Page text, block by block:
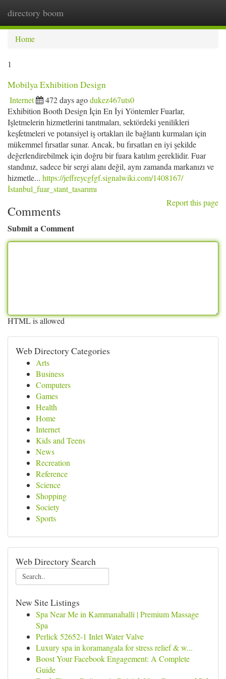
directory boom
Home
1
Mobilya Exhibition Design
Internet 472 days agodukez467uts0
Exhibition Booth Design İçin En İyi Yöntemler Fuarlar,
Işletmelerin hizmetlerini tanıtmaları, sektördeki yenilikleri
keşfetmeleri ve potansiyel iş ortakları ile bağlantı kurmaları için
mükemmel fırsatlar sunar. Ancak, bu fırsatları en iyi şekilde
değerlendirebilmek için doğru bir fuara katılım gereklidir. Fuar
standınız, sadece bir sergi alanı değil, aynı zamanda markanızı ve
hizmetle... https://jeffreycgfgf.signalwiki.com/1408167/
İstanbul_fuar_stant_tasarımı
Report this page
Comments
Submit a Comment
HTML is allowed
Web Directory Categories
Arts
Business
Computers
Games
Health
Home
Internet
Kids and Teens
News
Recreation
Reference
Science
Shopping
Society
Sports
Web Directory Search
New Site Listings
Spa Near Me in Kammanahalli | Premium Massage
Spa
Perlick 52652-1 Inlet Water Valve
Luxury spa in koramangala for stress relief & w...
Boost Your Facebook Engagement: A Complete
Guide